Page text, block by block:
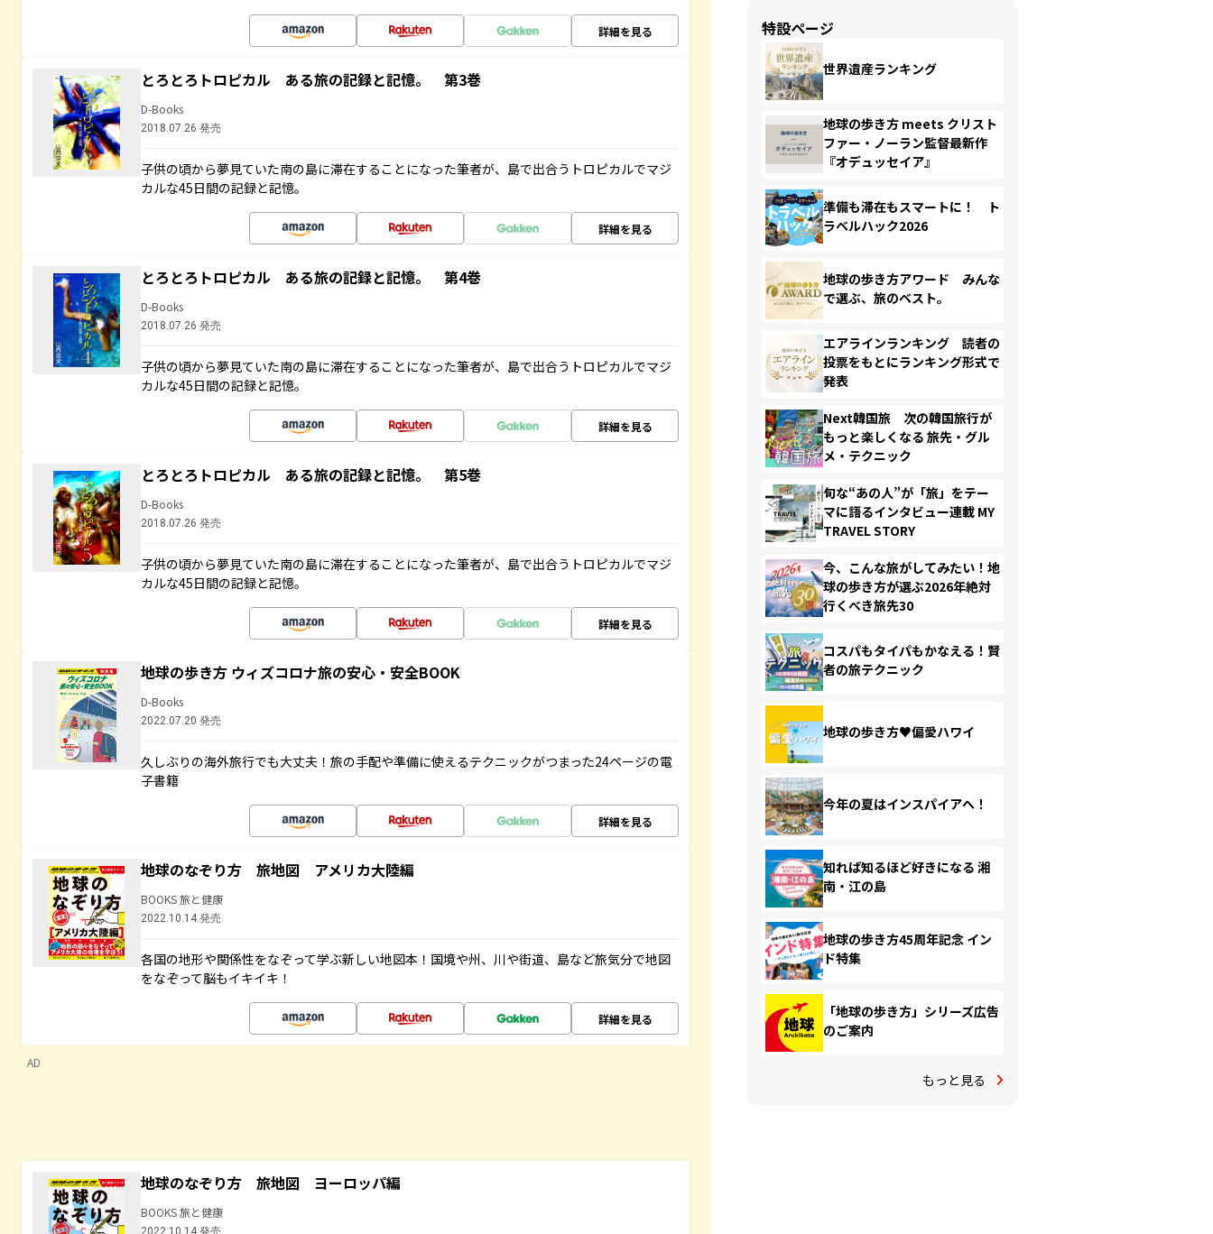
詳細を見る
とろとろトロピカル ある旅の記録と記憶。 第3巻
D-Books
2018.07.26 発売
子供の頃から夢見ていた南の島に滞在することになった筆者が、島で出合うトロピカルでマジ
カルな45日間の記録と記憶。
詳細を見る
とろとろトロピカル ある旅の記録と記憶。 第4巻
D-Books
2018.07.26 発売
子供の頃から夢見ていた南の島に滞在することになった筆者が、島で出合うトロピカルでマジ
カルな45日間の記録と記憶。
詳細を見る
とろとろトロピカル ある旅の記録と記憶。 第5巻
D-Books
2018.07.26 発売
子供の頃から夢見ていた南の島に滞在することになった筆者が、島で出合うトロピカルでマジ
カルな45日間の記録と記憶。
詳細を見る
地球の歩き方 ウィズコロナ旅の安心・安全BOOK
D-Books
2022.07.20 発売
久しぶりの海外旅行でも大丈夫！旅の手配や準備に使えるテクニックがつまった24ページの電
子書籍
詳細を見る
地球のなぞり方 旅地図 アメリカ大陸編
BOOKS 旅と健康
2022.10.14 発売
各国の地形や関係性をなぞって学ぶ新しい地図本！国境や州、川や街道、島など旅気分で地図
をなぞって脳もイキイキ！
詳細を見る
AD
地球のなぞり方 旅地図 ヨーロッパ編
BOOKS 旅と健康
2022.10.14 発売
特設ページ
世界遺産ランキング
地球の歩き方 meets クリスト
ファー・ノーラン監督最新作
『オデュッセイア』
準備も滞在もスマートに！ ト
ラベルハック2026
地球の歩き方アワード みんな
で選ぶ、旅のベスト。
エアラインランキング 読者の
投票をもとにランキング形式で
発表
Next韓国旅 次の韓国旅行が
もっと楽しくなる 旅先・グル
メ・テクニック
旬な“あの人”が「旅」をテー
マに語るインタビュー連載 MY
TRAVEL STORY
今、こんな旅がしてみたい！地
球の歩き方が選ぶ2026年絶対
行くべき旅先30
コスパもタイパもかなえる！賢
者の旅テクニック
地球の歩き方♥偏愛ハワイ
今年の夏はインスパイアへ！
知れば知るほど好きになる 湘
南・江の島
地球の歩き方45周年記念 イン
ド特集
「地球の歩き方」シリーズ広告
のご案内
もっと見る